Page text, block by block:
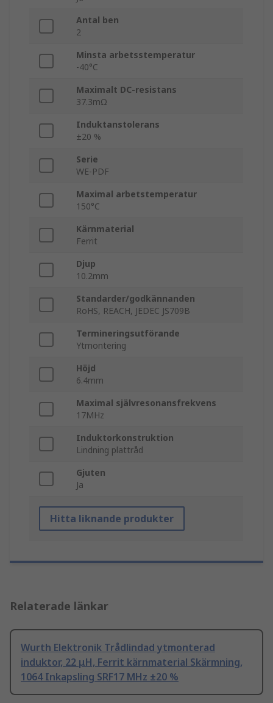
Antal ben
2
Minsta arbetsstemperatur
-40°C
Maximalt DC-resistans
37.3mΩ
Induktanstolerans
±20 %
Serie
WE-PDF
Maximal arbetstemperatur
150°C
Kärnmaterial
Ferrit
Djup
10.2mm
Standarder/godkännanden
RoHS, REACH, JEDEC JS709B
Termineringsutförande
Ytmontering
Höjd
6.4mm
Maximal självresonansfrekvens
17MHz
Induktorkonstruktion
Lindning plattråd
Gjuten
Ja
Hitta liknande produkter
Relaterade länkar
Wurth Elektronik Trådlindad ytmonterad
induktor, 22 μH, Ferrit kärnmaterial Skärmning,
1064 Inkapsling SRF17 MHz ±20 %